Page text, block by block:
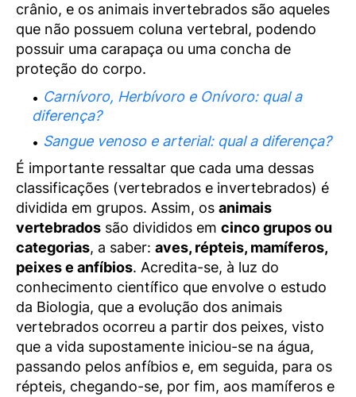
crânio, e os animais invertebrados são aqueles
que não possuem coluna vertebral, podendo
possuir uma carapaça ou uma concha de
proteção do corpo.
Carnívoro, Herbívoro e Onívoro: qual a
diferença?
Sangue venoso e arterial: qual a diferença?
É importante ressaltar que cada uma dessas
classificações (vertebrados e invertebrados) é
dividida em grupos. Assim, os animais
vertebrados são divididos em cinco grupos ou
categorias, a saber: aves, répteis, mamíferos,
peixes e anfíbios. Acredita-se, à luz do
conhecimento científico que envolve o estudo
da Biologia, que a evolução dos animais
vertebrados ocorreu a partir dos peixes, visto
que a vida supostamente iniciou-se na água,
passando pelos anfíbios e, em seguida, para os
répteis, chegando-se, por fim, aos mamíferos e